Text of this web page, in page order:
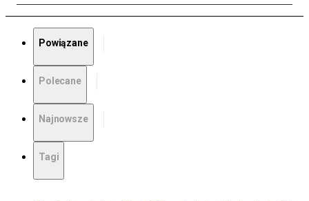
Powiązane
Polecane
Najnowsze
Tagi